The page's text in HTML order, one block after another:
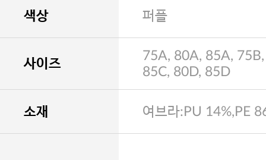
색상 퍼플
사이즈
75A, 80A, 85A,
85C, 80D, 85D
소재 여브라:PU 14%,PE